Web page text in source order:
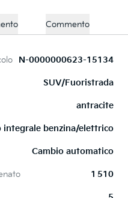
Commento
N-0000000623-15134
SUV/Fuoristrada
antracite
integrale benzina/elettrico
Cambio automatico
1 510